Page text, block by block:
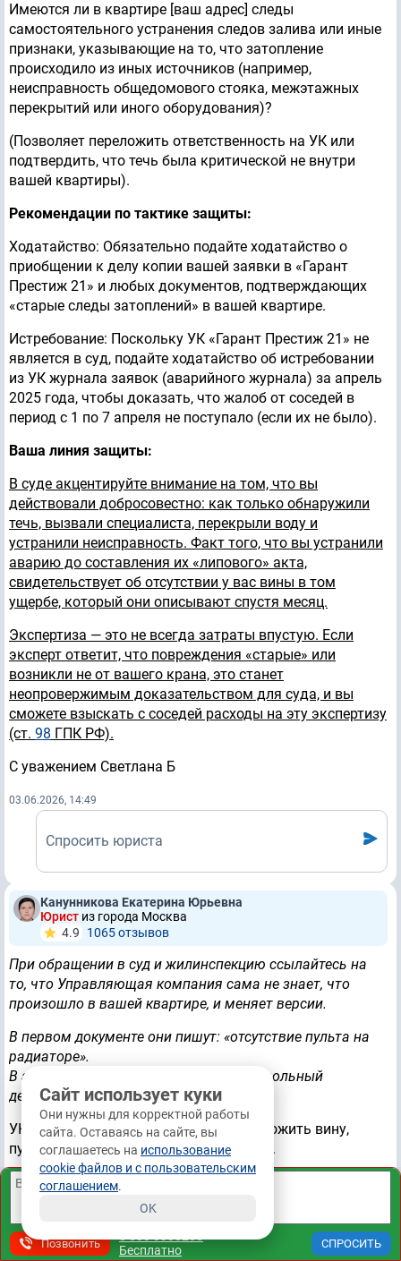
Имеются ли в квартире [ваш адрес] следы
самостоятельного устранения следов залива или иные
признаки, указывающие на то, что затопление
происходило из иных источников (например,
неисправность общедомового стояка, межэтажных
перекрытий или иного оборудования)?
(Позволяет переложить ответственность на УК или
подтвердить, что течь была критической не внутри
вашей квартиры).
Рекомендации по тактике защиты:
Ходатайство: Обязательно подайте ходатайство о
приобщении к делу копии вашей заявки в «Гарант
Престиж 21» и любых документов, подтверждающих
«старые следы затоплений» в вашей квартире.
Истребование: Поскольку УК «Гарант Престиж 21» не
является в суд, подайте ходатайство об истребовании
из УК журнала заявок (аварийного журнала) за апрель
2025 года, чтобы доказать, что жалоб от соседей в
период с 1 по 7 апреля не поступало (если их не было).
Ваша линия защиты:
В суде акцентируйте внимание на том, что вы
действовали добросовестно: как только обнаружили
течь, вызвали специалиста, перекрыли воду и
устранили неисправность. Факт того, что вы устранили
аварию до составления их «липового» акта,
свидетельствует об отсутствии у вас вины в том
ущербе, который они описывают спустя месяц.
Экспертиза — это не всегда затраты впустую. Если
эксперт ответит, что повреждения «старые» или
возникли не от вашего крана, это станет
неопровержимым доказательством для суда, и вы
сможете взыскать с соседей расходы на эту экспертизу
(ст. 98 ГПК РФ).
С уважением Светлана Б
03.06.2026, 14:49
Спросить юриста
Канунникова Екатерина Юрьевна
Юрист из города Москва
4.9
1065 отзывов
При обращении в суд и жилинспекцию ссылайтесь на
то, что Управляющая компания сама не знает, что
произошло в вашей квартире, и меняет версии.
В первом документе они пишут: «отсутствие пульта на
радиаторе».
В акте от 16.02.2024 они пишут: «самовольный
демонтаж радиаторов».
УК безосновательно ищет повод переложить вину,
путаясь в технических формулировках.
По Постановлению Правительства РФ № 354 акт о
заливе должен составляться в течение 12 часов
(максимум 3 дней) с момента обращения.
Акты составлены задним числом с грубым
Позвонить
Бесплатно
Сайт использует куки
Они нужны для корректной работы
сайта. Оставаясь на сайте, вы
соглашаетесь на использование
cookie файлов и с пользовательским
соглашением.
OK